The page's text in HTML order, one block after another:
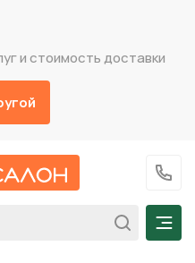
и стоимость доставки
главную
+7